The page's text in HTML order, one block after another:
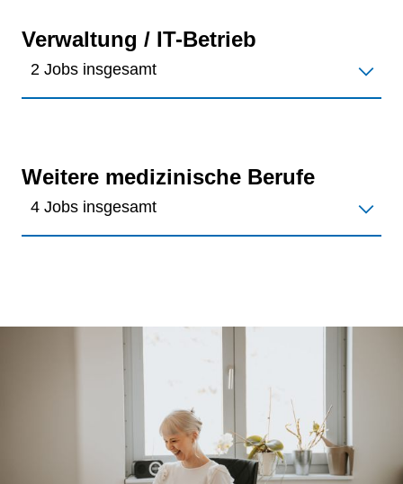
Verwaltung / IT-Betrieb
2 Jobs insgesamt
Weitere medizinische Berufe
4 Jobs insgesamt